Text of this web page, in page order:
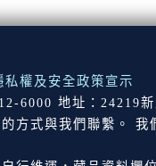
私權及安全政策宣示
6000 地址：24219
方式與我們聯繫。 我